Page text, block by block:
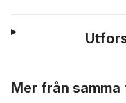
Mer från